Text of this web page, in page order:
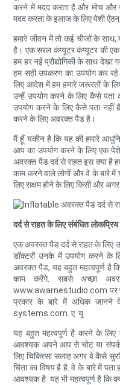
करने में मदद करता है और मोच और
मदद करता के इलाज के लिए पेशी
हमारे जीवन में तो कई चीजों के
है। एक सरल कंप्यूटर कंप्यूटर की
हम हर नई प्रौद्योगिकी के साथ
हम सही उपकरण का उपयोग कर
लिए आदेश में हम हमारे जरूरतों के
उन्हें उपयोग करने के लिए कैसे
उपयोग करने के लिए कैसे पता नहीं
करने के लिए अवरक्त पैड है।
मैं हूँ यकीन है कि यह की हमारे
आप का उपयोग करने के लिए एक
अवरक्त पैड दर्द से राहत इस क्या है
काम करने वाले लोगों और वे के बारे
लिए सक्षम होने के लिए किसी और
दर्द से राहत के लिए संबंधित
एक अवरक्त पैड दर्द से राहत के लिए
डॉक्टरों उनके में उपयोग करने के
अवरक्त पैड, यह बहुत महत्वपूर्ण है
काम करेंगे. सबसे अच्छा
www.awarnestudio.com पर
प्रकार के बारे में अधिक जानने
systems.com. ए. यू..
यह बहुत महत्वपूर्ण है करने के
आवश्यक अपने आप से चोट या संपर्क
लिए चिकित्सा सलाह अगर वे कैसे
चिंता का विषय है है. वे के बारे में
आवश्यक है. यह भी महत्वपूर्ण है कि